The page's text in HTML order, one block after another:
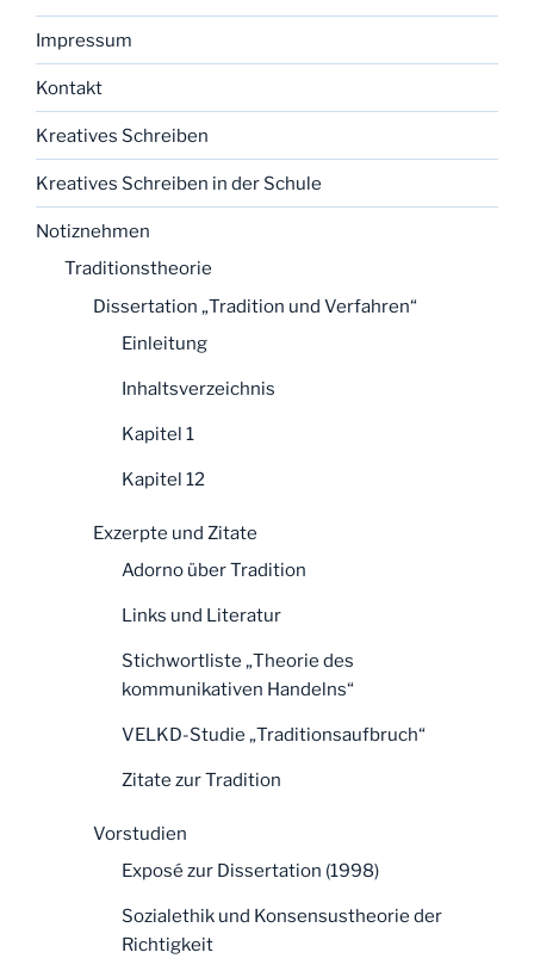
Impressum
Kontakt
Kreatives Schreiben
Kreatives Schreiben in der Schule
Notiznehmen
Traditionstheorie
Dissertation „Tradition und Verfahren“
Einleitung
Inhaltsverzeichnis
Kapitel 1
Kapitel 12
Exzerpte und Zitate
Adorno über Tradition
Links und Literatur
Stichwortliste „Theorie des
kommunikativen Handelns“
VELKD-Studie „Traditionsaufbruch“
Zitate zur Tradition
Vorstudien
Exposé zur Dissertation (1998)
Sozialethik und Konsensustheorie der
Richtigkeit